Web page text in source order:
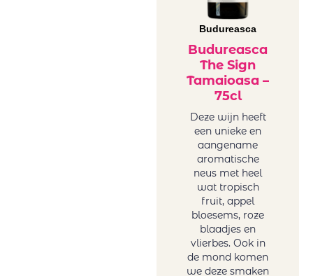
Budureasca
Budureasca
The Sign
Tamaioasa –
75cl
Deze wijn heeft
een unieke en
aangename
aromatische
neus met heel
wat tropisch
fruit, appel
bloesems, roze
blaadjes en
vlierbes. Ook in
de mond komen
we deze smaken